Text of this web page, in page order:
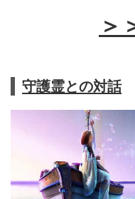
＞
守護霊との対話